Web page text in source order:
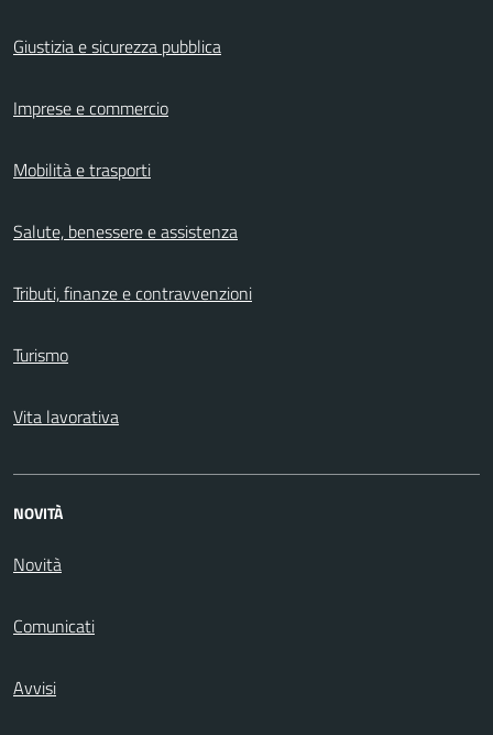
Giustizia e sicurezza pubblica
Imprese e commercio
Mobilità e trasporti
Salute, benessere e assistenza
Tributi, finanze e contravvenzioni
Turismo
Vita lavorativa
NOVITÀ
Novità
Comunicati
Avvisi